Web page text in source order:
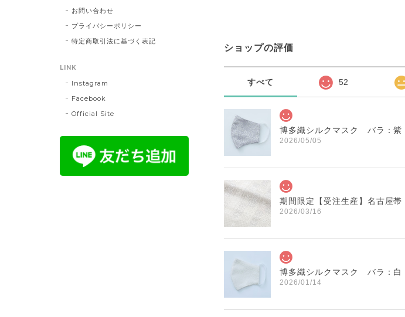
ショップの評価
すべて 52
博多織シルクマスク バラ：紫
2026/05/05
期間限定【受注生産】名古屋
2026/03/16
博多織シルクマスク バラ：白
2026/01/14
お問い合わせ
プライバシーポリシー
特定商取引法に基づく表記
LINK
Instagram
Facebook
Official Site